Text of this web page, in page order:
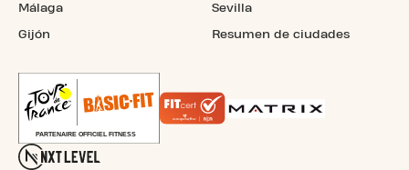
Málaga
Gijón
Sevilla
Resumen de ciudades